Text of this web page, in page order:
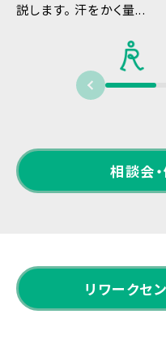
説します。 汗をかく量...
相談会
リワークセ